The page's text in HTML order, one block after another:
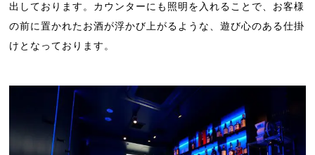
出しております。カウンターにも照明を入れることで、お客様
の前に置かれたお酒が浮かび上がるような、遊び心のある仕掛
けとなっております。